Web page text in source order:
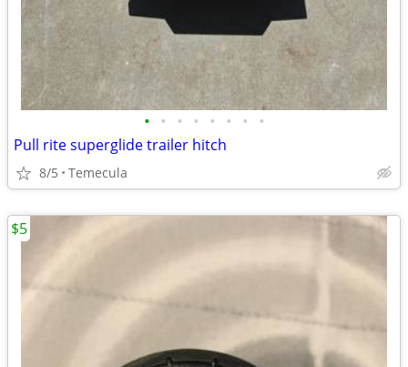
• • • • • • • •
Pull rite superglide trailer hitch
8/5 Temecula
$5